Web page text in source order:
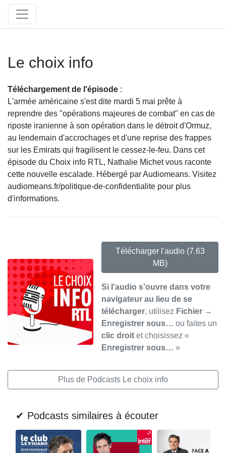
Le choix info
Téléchargement de l'épisode :
L'armée américaine s'est dite mardi 5 mai prête à
reprendre des "opérations majeures de combat" en cas de
riposte iranienne à son opération dans le détroit d'Ormuz,
au lendemain d'accrochages et d'une reprise des frappes
sur les Emirats qui fragilisent le cessez-le-feu. Dans cet
épisode du Choix info RTL, Nathalie Michet vous raconte
cette nouvelle escalade. Hébergé par Audiomeans. Visitez
audiomeans.fr/politique-de-confidentialite pour plus
d'informations.
Télécharger l'audio (7.63
MB)
Si l'audio s’ouvre dans votre
navigateur au lieu de se
télécharger, utilisez Fichier →
Enregistrer sous… ou faites un
clic droit et choisissez «
Enregistrer sous… »
Plus de Podcasts Le choix info
✔ Podcasts similaires à écouter